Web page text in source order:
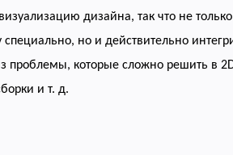
дизайна, так что не
специально, но и действительно
проблемы, которые сложно решить в
и т. д.